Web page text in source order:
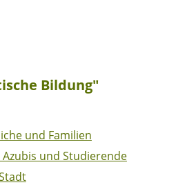
Bildung"
und Familien
und Studierende